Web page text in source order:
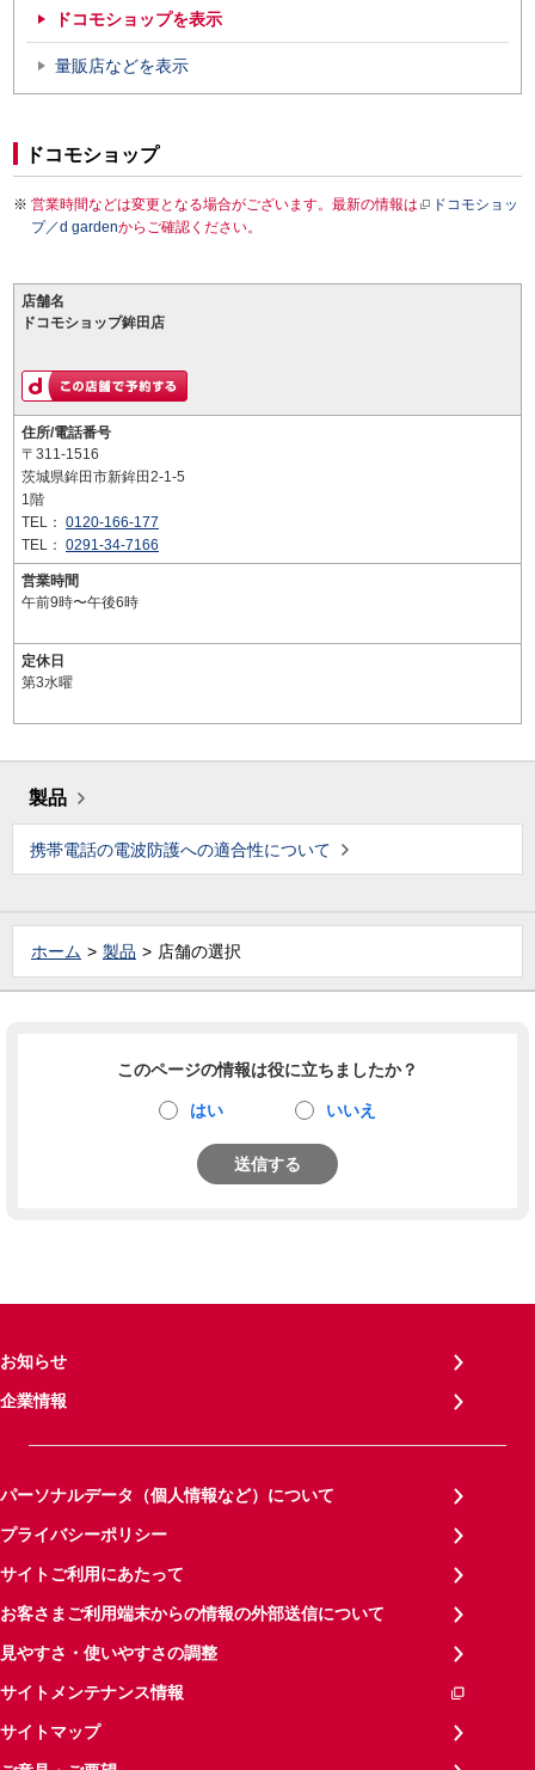
ドコモショップを表示
量販店などを表示
ドコモショップ
営業時間などは変更となる場合がございます。最新の情報は
ドコモショッ
プ／d gardenからご確認ください。
店舗名
ドコモショップ鉾田店
住所/電話番号
〒311-1516
茨城県鉾田市新鉾田2-1-5
1階
TEL： 0120-166-177
TEL： 0291-34-7166
営業時間
午前9時〜午後6時
定休日
第3水曜
製品
携帯電話の電波防護への適合性について
ホーム 製品 店舗の選択
このページの情報は役に立ちましたか？
はい いいえ
送信する
お知らせ
企業情報
パーソナルデータ（個人情報など）について
プライバシーポリシー
サイトご利用にあたって
お客さまご利用端末からの情報の外部送信について
見やすさ・使いやすさの調整
サイトメンテナンス情報
サイトマップ